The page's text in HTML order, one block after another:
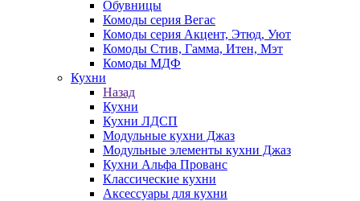
Обувницы
Комоды серия Вегас
Комоды серия Акцент, Этюд, Уют
Комоды Стив, Гамма, Итен, Мэт
Комоды МДФ
Кухни
Назад
Кухни
Кухни ЛДСП
Модульные кухни Джаз
Модульные элементы кухни Джаз
Кухни Альфа Прованс
Классические кухни
Аксессуары для кухни